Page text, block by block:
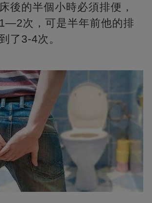
後的半個小時必須排便，
次，可是半年前他的排
了3-4次。